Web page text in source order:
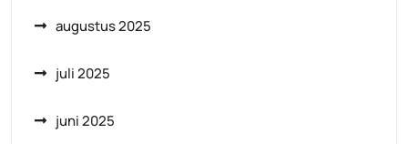
augustus 2025
juli 2025
juni 2025